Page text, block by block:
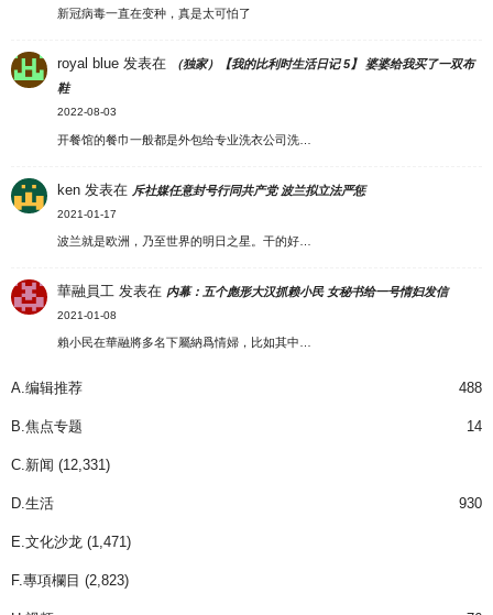
新冠病毒一直在变种，真是太可怕了
royal blue 发表在
（独家）【我的比利时生活日记 5】 婆婆给我买了一双布
鞋
2022-08-03
开餐馆的餐巾一般都是外包给专业洗衣公司洗…
ken 发表在 斥社媒任意封号行同共产党 波兰拟立法严惩
2021-01-17
波兰就是欧洲，乃至世界的明日之星。干的好…
華融員工 发表在 内幕：五个彪形大汉抓赖小民 女秘书给一号情妇发信
2021-01-08
賴小民在華融將多名下屬納爲情婦，比如其中…
A.编辑推荐 488
B.焦点专题 14
C.新闻 (12,331)
D.生活 930
E.文化沙龙 (1,471)
F.專項欄目 (2,823)